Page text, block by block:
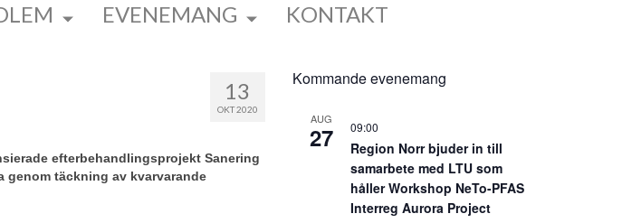
EVENEMANG KONTAKT
13
OKT 2020
efterbehandlingsprojekt Sanering
genom täckning av kvarvarande
Kommande evenemang
AUG
27 09:00
Region Norr bjuder in till
samarbete med LTU som
håller Workshop NeTo-PFAS
Interreg Aurora Project